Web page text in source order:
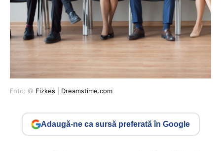
Foto: © Fizkes Dreamstime.com
Adaugă-ne ca sursă preferată în Google